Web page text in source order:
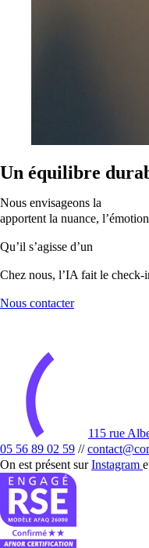
Un équilibre
Nous envisageons la
apportent la nuance,
Qu’il s’agisse d’un
Chez nous, l’IA fait le check-
Nous contacter
115 rue
05 56 89 02 59 //
On est présent surInstagram